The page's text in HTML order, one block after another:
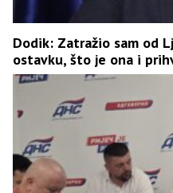
Dodik: Zatražio sam od
ostavku, što je ona i